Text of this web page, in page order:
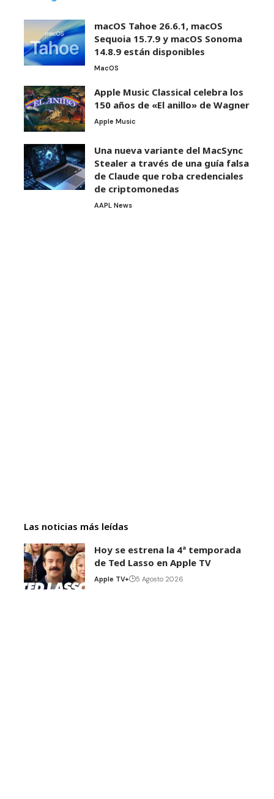
macOS Tahoe 26.6.1, macOS
Sequoia 15.7.9 y macOS Sonoma
14.8.9 están disponibles
MacOS
Apple Music Classical celebra los
150 años de «El anillo» de Wagner
Apple Music
Una nueva variante del MacSync
Stealer a través de una guía falsa
de Claude que roba credenciales
de criptomonedas
AAPL News
Las noticias más leídas
Hoy se estrena la 4ª temporada
de Ted Lasso en Apple TV
Apple TV+ 5 Agosto 2026